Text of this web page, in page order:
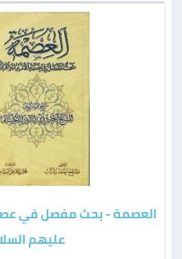
العصمة - بحث مفصل في عصمة
عليهم